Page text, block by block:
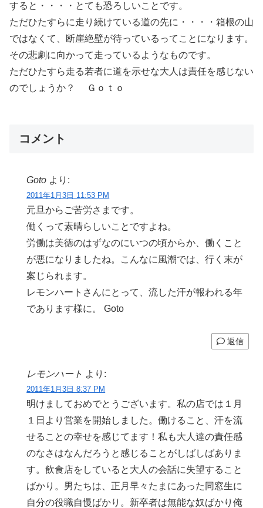
すると・・・・とても恐ろしいことです。
ただひたすらに走り続けている道の先に・・・・箱根の山
ではなくて、断崖絶壁が待っているってことになります。
その悲劇に向かって走っているようなものです。
ただひたすら走る若者に道を示せな大人は責任を感じない
のでしょうか？ Ｇｏｔｏ
コメント
Goto より:
2011年1月3日 11:53 PM
元旦からご苦労さまです。
働くって素晴らしいことですよね。
労働は美徳のはずなのにいつの頃からか、働くこと
が悪になりましたね。こんなに風潮では、行く末が
案じられます。
レモンハートさんにとって、流した汗が報われる年
であります様に。 Goto
返信
レモンハート より:
2011年1月3日 8:37 PM
明けましておめでとうございます。私の店では１月
１日より営業を開始しました。働けること、汗を流
せることの幸せを感じてます！私も大人達の責任感
のなさはなんだろうと感じることがしばしばありま
す。飲食店をしていると大人の会話に失望すること
ばかり。男たちは、正月早々たまにあった同窓生に
自分の役職自慢ばかり。新卒者は無能な奴ばかり俺